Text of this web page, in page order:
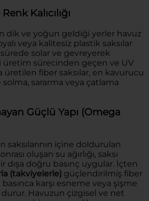
Kalıcılığı
dik ve yoğun geldiği yerler havuz
veya kalitesiz plastik saksılar
sürede solar ve gevreyerek
üretim sürecinden geçen ve UV
üretilen fiber saksılar, en kavurucu
sararma veya çatlama
Güçlü Yapı (Omega
saksılarının içine doldurulan
oluşan su ağırlığı, saksı
dışa doğru basınç uygular. İçten
(takviyelerle) güçlendirilmiş fiber
karşı esneme veya şişme
Havuzun çizgisel ve net